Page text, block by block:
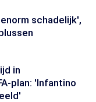
schadelijk',
in
plan: 'Infantino